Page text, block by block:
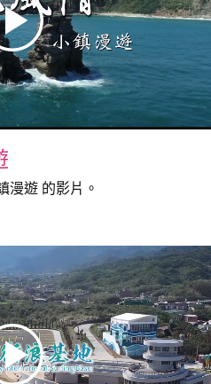
漫遊 的影片。